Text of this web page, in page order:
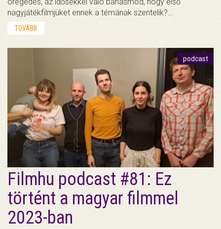
nagyjátékfilmjüket ennek a témának szentelik?…
TOVÁBB
podcast
Filmhu podcast #81: Ez
történt a magyar filmmel
2023-ban